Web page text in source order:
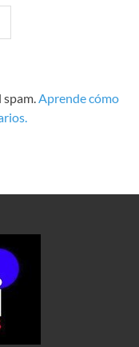
spam.Aprende cómo